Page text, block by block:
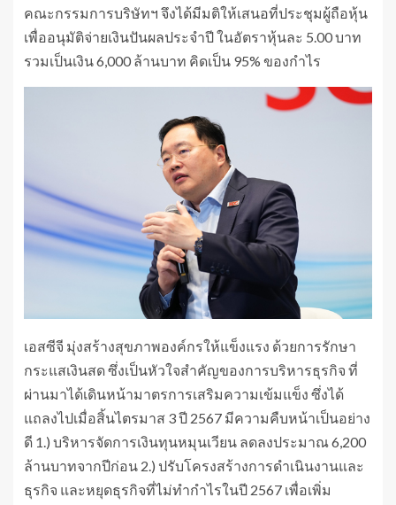
คณะกรรมการบริษัทฯ จึงได้มีมติให้เสนอที่ประชุมผู้ถือหุ้น
เพื่ออนุมัติจ่ายเงินปันผลประจำปี ในอัตราหุ้นละ 5.00 บาท
รวมเป็นเงิน 6,000 ล้านบาท คิดเป็น 95% ของกำไร
เอสซีจี มุ่งสร้างสุขภาพองค์กรให้แข็งแรง ด้วยการรักษา
กระแสเงินสด ซึ่งเป็นหัวใจสำคัญของการบริหารธุรกิจ ที่
ผ่านมาได้เดินหน้ามาตรการเสริมความเข้มแข็ง ซึ่งได้
แถลงไปเมื่อสิ้นไตรมาส 3 ปี 2567 มีความคืบหน้าเป็นอย่าง
ดี 1.) บริหารจัดการเงินทุนหมุนเวียน ลดลงประมาณ 6,200
ล้านบาทจากปีก่อน 2.) ปรับโครงสร้างการดำเนินงานและ
ธุรกิจ และหยุดธุรกิจที่ไม่ทำกำไรในปี 2567 เพื่อเพิ่ม